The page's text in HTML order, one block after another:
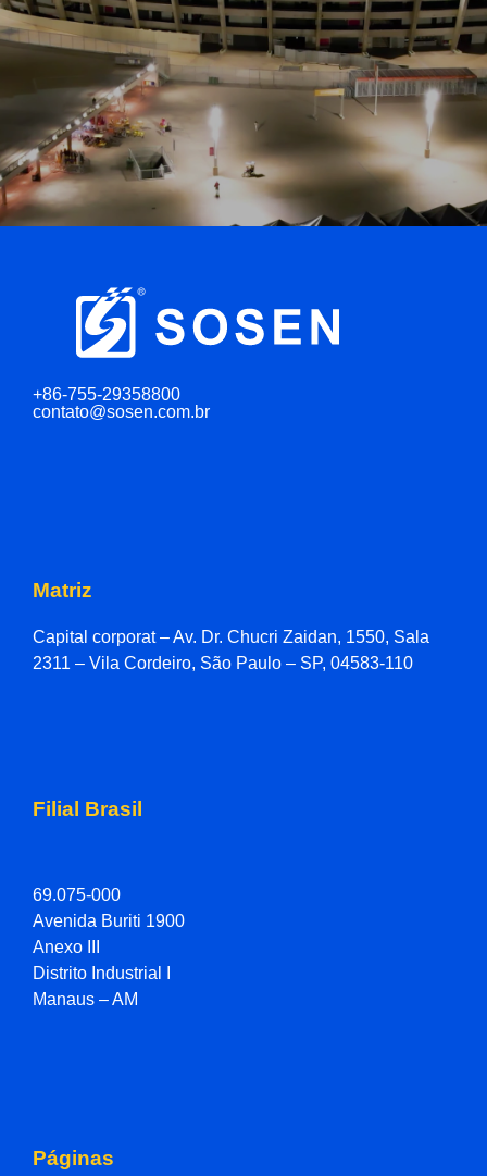
+86-755-29358800
contato@sosen.com.br
Matriz
Capital corporat – Av. Dr. Chucri Zaidan, 1550, Sala
2311 – Vila Cordeiro, São Paulo – SP, 04583-110
Filial Brasil
69.075-000
Avenida Buriti 1900
Anexo III
Distrito Industrial I
Manaus – AM
Páginas